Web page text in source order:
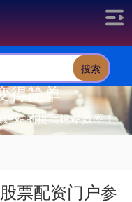
搜索
得简单
站的提高建站效率！
票配资门户参